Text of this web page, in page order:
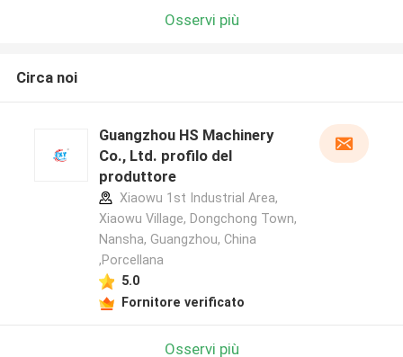
Osservi più
Circa noi
Guangzhou HS Machinery
Co., Ltd. profilo del
produttore
Xiaowu 1st Industrial Area,
Xiaowu Village, Dongchong Town,
Nansha, Guangzhou, China
,Porcellana
5.0
Fornitore verificato
Osservi più